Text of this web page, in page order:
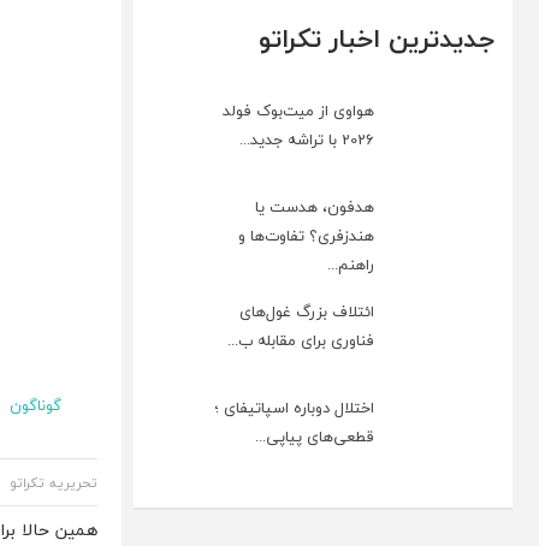
جدیدترین اخبار تکراتو
هواوی از میت‌بوک فولد
2026 با تراشه جدید...
هدفون، هدست یا
هندزفری؟ تفاوت‌ها و
راهنم...
ائتلاف بزرگ غول‌های
فناوری برای مقابله ب...
اختلال دوباره اسپاتیفای ؛
قطعی‌های پیاپی...
گوناگون
تحریریه تکراتو
همین حالا